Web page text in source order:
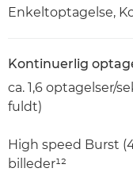
Enkeltoptagelse,
Kontinuerlig
ca. 1,6 optagelser/
fuldt)
High speed Burst
billeder¹²